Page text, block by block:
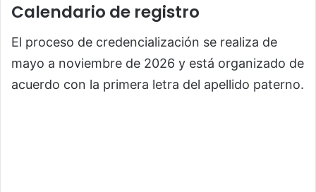
Calendario de registro
El proceso de credencialización se realiza de
mayo a noviembre de 2026 y está organizado de
acuerdo con la primera letra del apellido paterno.